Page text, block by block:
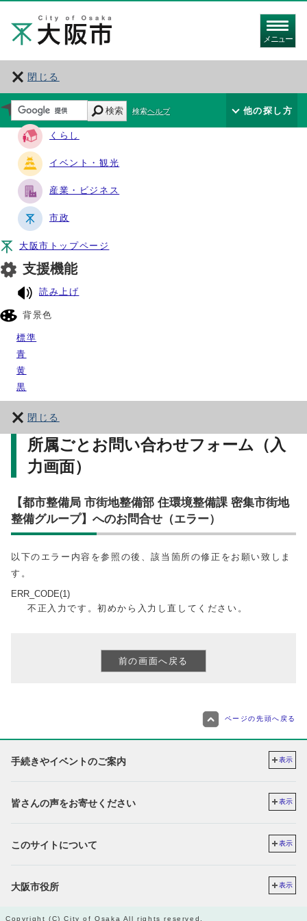
メニュー
閉じる
サイト・ナビ
くらし
イベント・観光
産業・ビジネス
市政
大阪市トップページ
支援機能
読み上げ
背景色
標準
青
黄
黒
閉じる
検索 検索ヘルプ 他の探し方
所属ごとお問い合わせフォーム（入
力画面）
【都市整備局 市街地整備部 住環境整備課 密集市街地
整備グループ】へのお問合せ（エラー）
以下のエラー内容を参照の後、該当箇所の修正をお願い致しま
す。
ERR_CODE(1)
不正入力です。初めから入力し直してください。
ページの先頭へ戻る
手続きやイベントのご案内 表示
皆さんの声をお寄せください 表示
このサイトについて 表示
大阪市役所 表示
Copyright (C) City of Osaka All rights reserved.